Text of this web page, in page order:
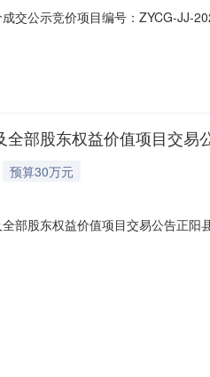
交公示竞价项目编号：ZYCG-JJ-
时间（北京时间）：2022-11-
部股东权益价值项目交易
预算30万元
部股东权益价值项目交易公告正
司股权转让涉及全部股东权益价
地质勘